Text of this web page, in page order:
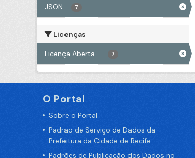
JSON - 7
Licenças
Licença Aberta... - 7
O Portal
Sobre o Portal
Padrão de Serviço de Dados da
Prefeitura da Cidade de Recife
Padrões de Publicação dos Dados no